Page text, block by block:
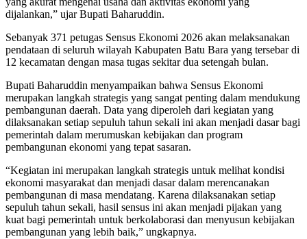
dijalankan,” ujar Bupati Baharuddin.
Sebanyak 371 petugas Sensus Ekonomi 2026 akan melaksanakan
pendataan di seluruh wilayah Kabupaten Batu Bara yang tersebar di
12 kecamatan dengan masa tugas sekitar dua setengah bulan.
Bupati Baharuddin menyampaikan bahwa Sensus Ekonomi
merupakan langkah strategis yang sangat penting dalam mendukung
pembangunan daerah. Data yang diperoleh dari kegiatan yang
dilaksanakan setiap sepuluh tahun sekali ini akan menjadi dasar bagi
pemerintah dalam merumuskan kebijakan dan program
pembangunan ekonomi yang tepat sasaran.
“Kegiatan ini merupakan langkah strategis untuk melihat kondisi
ekonomi masyarakat dan menjadi dasar dalam merencanakan
pembangunan di masa mendatang. Karena dilaksanakan setiap
sepuluh tahun sekali, hasil sensus ini akan menjadi pijakan yang
kuat bagi pemerintah untuk berkolaborasi dan menyusun kebijakan
pembangunan yang lebih baik,” ungkapnya.